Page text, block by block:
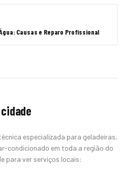
Causas e Reparo Profissional
especializada para geladeiras,
condicionado em toda a região do
para ver serviços locais: